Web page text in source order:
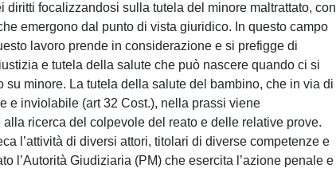
diritti focalizzandosi sulla tutela del minore maltrattato, con
emergono dal punto di vista giuridico. In questo campo
lavoro prende in considerazione e si prefigge di
e tutela della salute che può nascere quando ci si
minore. La tutela della salute del bambino, che in via di
e inviolabile (art 32 Cost.), nella prassi viene
ricerca del colpevole del reato e delle relative prove.
l’attività di diversi attori, titolari di diverse competenze e
l’Autorità Giudiziaria (PM) che esercita l’azione penale e